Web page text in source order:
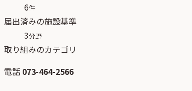
6件
届出済みの施設基準
3分野
取り組みのカテゴリ
電話 073-464-2566